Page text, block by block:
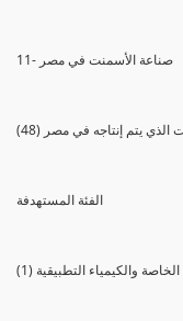
11- صناعة الأسمنت في مصر
الذي يتم إنتاجه في مصر
الفئة المستهدفة
والكيمياء التطبيقية